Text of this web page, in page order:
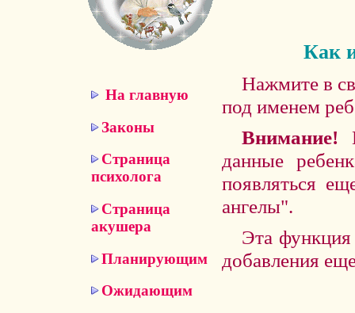
На главную
Законы
Страница
психолога
Страница
акушера
Планирующим
Ожидающим
Как
Нажмите в
под именем
Внимание!
данные
появляться
ангелы".
Эта
добавления